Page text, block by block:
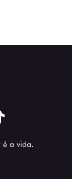
é a vida.